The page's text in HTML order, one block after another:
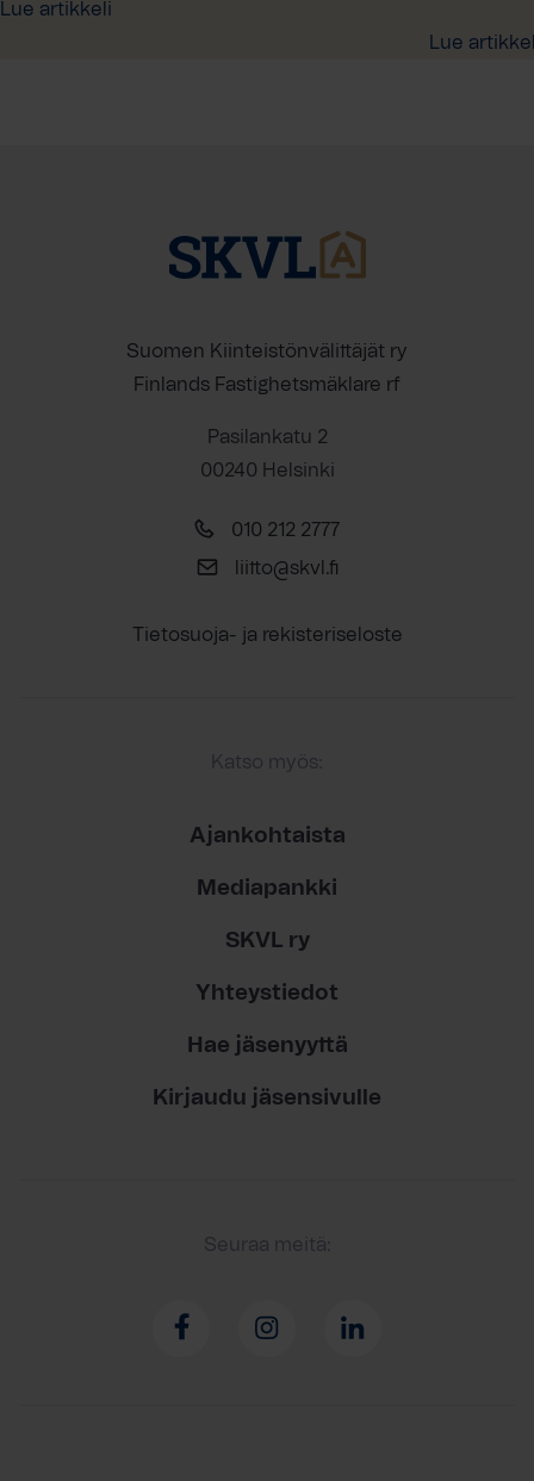
Lue artikkeli
Lue
Suomen Kiinteistönvälittäjät ry
Finlands Fastighetsmäklare rf
Pasilankatu 2
00240 Helsinki
010 212 2777
liitto@skvl.fi
Tietosuoja- ja rekisteriseloste
Katso myös:
Ajankohtaista
Mediapankki
SKVL ry
Yhteystiedot
Hae jäsenyyttä
Kirjaudu jäsensivulle
Seuraa meitä: